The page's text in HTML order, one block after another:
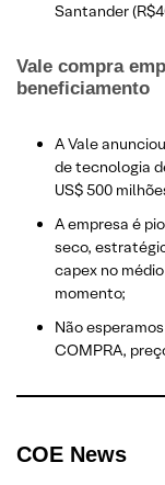
Santander
Vale compra
beneficiamento
A Vale
de tecnologia
US$ 500
​A empresa é
seco,
capex no
momento;
​Não
COMPRA,
COE News